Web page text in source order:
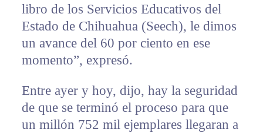
libro de los Servicios Educativos del
Estado de Chihuahua (Seech), le dimos
un avance del 60 por ciento en ese
momento”, expresó.
Entre ayer y hoy, dijo, hay la seguridad
de que se terminó el proceso para que
un millón 752 mil ejemplares llegaran a